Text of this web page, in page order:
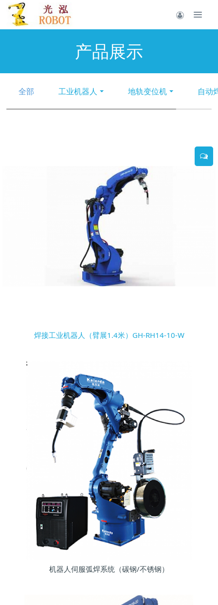
产品展示
全部 工业机器人 地轨变位机 自动
焊接工业机器人（臂展1.4米）GH-RH14-10-W
机器人伺服弧焊系统（碳钢/不锈钢）